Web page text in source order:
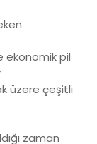
ekonomik pil
üzere çeşitli
zaman